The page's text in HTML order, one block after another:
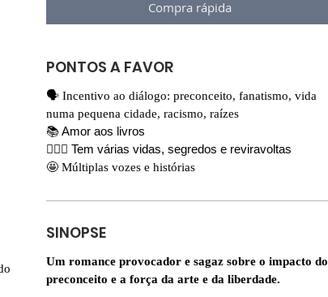
Compra rápida
PONTOS A FAVOR
🗣️ Incentivo ao diálogo: preconceito, fanatismo, vida
numa pequena cidade, racismo, raízes
📚 Amor aos livros
🕵🏻‍♀️ Tem várias vidas, segredos e reviravoltas
🤩 Múltiplas vozes e histórias
SINOPSE
Um romance provocador e sagaz sobre o impacto do
preconceito e a força da arte e da liberdade.